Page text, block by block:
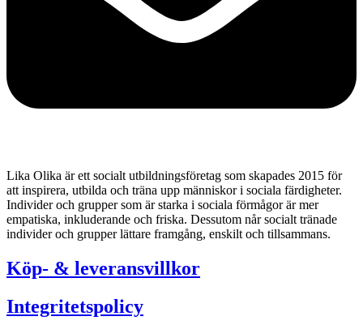
Lika Olika är ett socialt utbildningsföretag som skapades 2015 för
att inspirera, utbilda och träna upp människor i sociala färdigheter.
Individer och grupper som är starka i sociala förmågor är mer
empatiska, inkluderande och friska. Dessutom når socialt tränade
individer och grupper lättare framgång, enskilt och tillsammans.
Köp- & leveransvillkor
Integritetspolicy